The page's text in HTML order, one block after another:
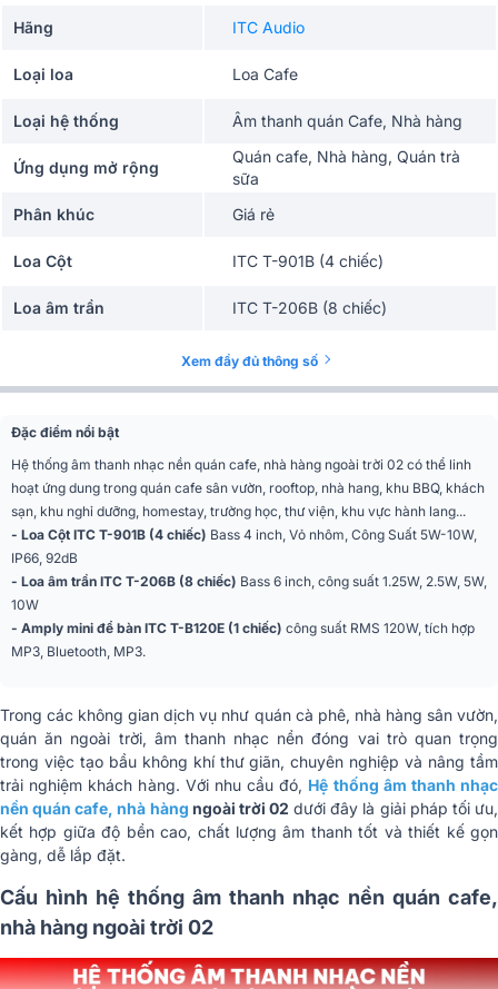
Hãng ITC Audio
Loại loa Loa Cafe
Loại hệ thống Âm thanh quán Cafe, Nhà hàng
Ứng dụng mở rộng
Quán cafe, Nhà hàng, Quán trà
sữa
Phân khúc
Giá rẻ
Loa Cột ITC T-901B (4 chiếc)
Loa âm trần ITC T-206B (8 chiếc)
ITC T-B120E (1 chiếc)
Xem đầy đủ thông số
Đặc điểm nổi bật
Hệ thống âm thanh nhạc nền quán cafe, nhà hàng ngoài trời 02 có thể linh
hoạt ứng dung trong quán cafe sân vườn, rooftop, nhà hang, khu BBQ, khách
sạn, khu nghỉ dưỡng, homestay, trường học, thư viện, khu vực hành lang...
- Loa Cột ITC T-901B (4 chiếc) Bass 4 inch, Vỏ nhôm, Công Suất 5W-10W,
IP66, 92dB
- Loa âm trần ITC T-206B (8 chiếc) Bass 6 inch, công suất 1.25W, 2.5W, 5W,
10W
- Amply mini để bàn ITC T-B120E (1 chiếc) công suất RMS 120W, tích hợp
MP3, Bluetooth, MP3.
Trong các không gian dịch vụ như quán cà phê, nhà hàng sân vườn,
quán ăn ngoài trời, âm thanh nhạc nền đóng vai trò quan trọng
trong việc tạo bầu không khí thư giãn, chuyên nghiệp và nâng tầm
trải nghiệm khách hàng. Với nhu cầu đó, Hệ thống âm thanh nhạc
nền quán cafe, nhà hàng ngoài trời 02 dưới đây là giải pháp tối ưu,
kết hợp giữa độ bền cao, chất lượng âm thanh tốt và thiết kế gọn
gàng, dễ lắp đặt.
Cấu hình hệ thống âm thanh nhạc nền quán cafe,
nhà hàng ngoài trời 02